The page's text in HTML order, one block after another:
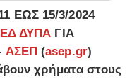
ΕΩΣ 15/3/2024
ΔΥΠΑ ΓΙΑ
ΑΣΕΠ (asep.gr)
χρήματα στους